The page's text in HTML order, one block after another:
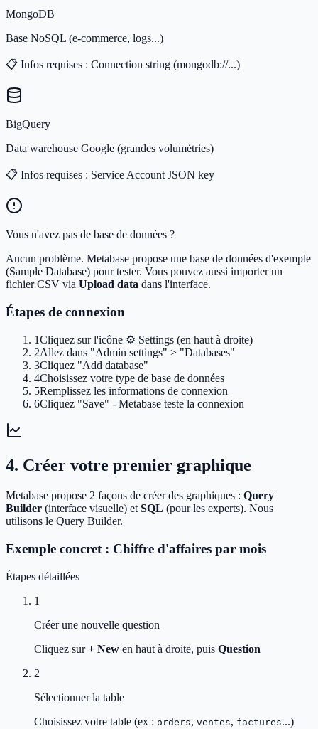
MongoDB
Base NoSQL (e-commerce, logs...)
📋 Infos requises : Connection string (mongodb://...)
BigQuery
Data warehouse Google (grandes volumétries)
📋 Infos requises : Service Account JSON key
Vous n'avez pas de base de données ?
Aucun problème. Metabase propose une base de données d'exemple
(Sample Database) pour tester. Vous pouvez aussi importer un
fichier CSV via Upload data dans l'interface.
Étapes de connexion
1Cliquez sur l'icône ⚙️ Settings (en haut à droite)
2Allez dans "Admin settings" > "Databases"
3Cliquez "Add database"
4Choisissez votre type de base de données
5Remplissez les informations de connexion
6Cliquez "Save" - Metabase teste la connexion
4. Créer votre premier graphique
Metabase propose 2 façons de créer des graphiques : Query
Builder (interface visuelle) et SQL (pour les experts). Nous
utilisons le Query Builder.
Exemple concret : Chiffre d'affaires par mois
Étapes détaillées
1
Créer une nouvelle question
Cliquez sur+ New en haut à droite, puis Question
2
Sélectionner la table
Choisissez votre table (ex : orders, ventes, factures...)